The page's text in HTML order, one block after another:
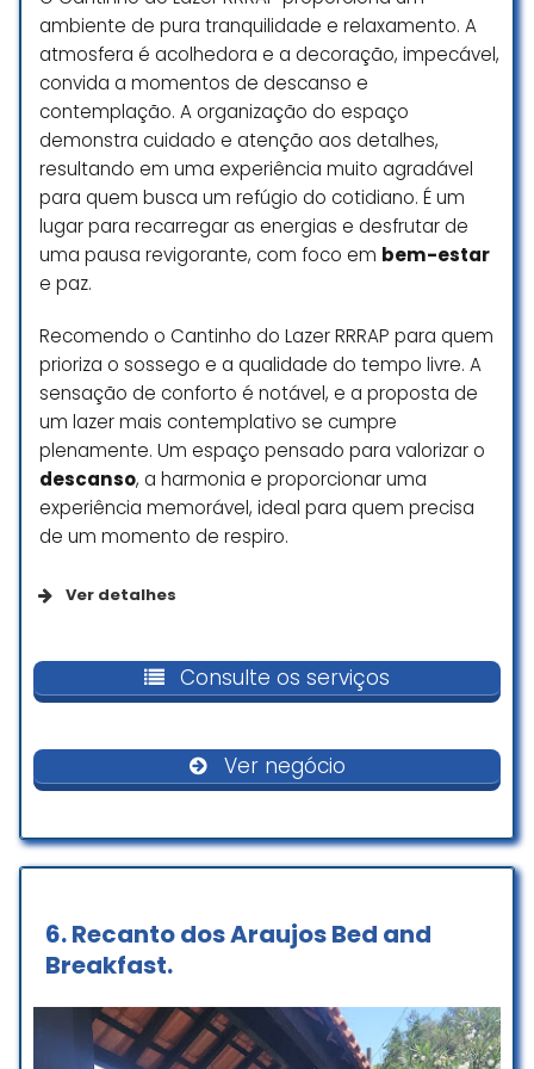
falta de dinheiro para arrumar e
falta de interesse, de investir na
chacara.
Keila Santiago (Keila)
☆ 2/5
Ótima chácara, ampla e muito
aconchegante.
desejar no período da noite
Gleison Freitas
Lugar agradável espaço amplo
uma bela piscina ótimo para
ambiente de pura tranquilidade e relaxamento. A
atmosfera é acolhedora e a decoração, impecável,
convida a momentos de descanso e
contemplação. A organização do espaço
demonstra cuidado e atenção aos detalhes,
resultando em uma experiência muito agradável
para quem busca um refúgio do cotidiano. É um
lugar para recarregar as energias e desfrutar de
uma pausa revigorante, com foco em bem-estar
e paz.
Recomendo o Cantinho do Lazer RRRAP para quem
prioriza o sossego e a qualidade do tempo livre. A
sensação de conforto é notável, e a proposta de
um lazer mais contemplativo se cumpre
plenamente. Um espaço pensado para valorizar o
descanso, a harmonia e proporcionar uma
experiência memorável, ideal para quem precisa
de um momento de respiro.
Ver detalhes
Banheiro
Crianças
Bom para ir com crianças
Consulte os serviços
Ver negócio
6.Recanto dos Araujos Bed and
Breakfast.